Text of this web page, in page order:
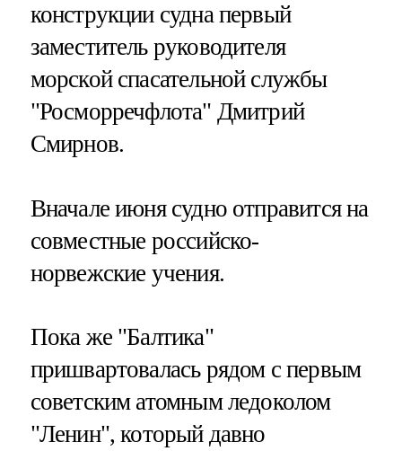
конструкции судна первый
заместитель руководителя
морской спасательной службы
"Росморречфлота" Дмитрий
Смирнов.
Вначале июня судно отправится на
совместные российско-
норвежские учения.
Пока же "Балтика"
пришвартовалась рядом с первым
советским атомным ледоколом
"Ленин", который давно